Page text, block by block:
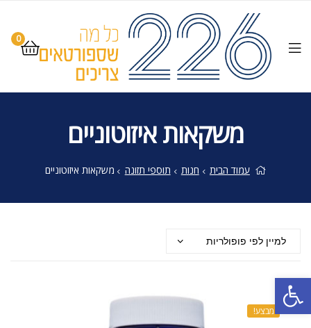
פתח סרגל נגישות
0
משקאות איזוטוניים
עמוד הבית חנות תוספי תזונה משקאות איזוטוניים
מבצע!